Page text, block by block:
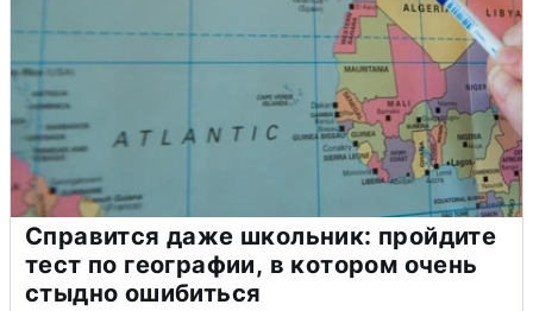
Справится даже школьник: пройдите
тест по географии, в котором очень
стыдно ошибиться